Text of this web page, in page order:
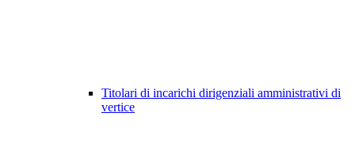
Titolari di incarichi dirigenziali amministrativi di
vertice